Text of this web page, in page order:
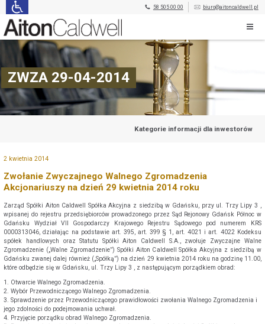
58 505 00 00 biuro@aitoncaldwell.pl
ZWZA 29-04-2014
Kategorie informacji dla inwestorów
2 kwietnia 2014
Zwołanie Zwyczajnego Walnego Zgromadzenia
Akcjonariuszy na dzień 29 kwietnia 2014 roku
Zarząd Spółki Aiton Caldwell Spółka Akcyjna z siedzibą w Gdańsku, przy ul. Trzy Lipy 3 ,
wpisanej do rejestru przedsiębiorców prowadzonego przez Sąd Rejonowy Gdańsk Północ w
Gdańsku Wydział VII Gospodarczy Krajowego Rejestru Sądowego pod numerem KRS
0000313046, działając na podstawie art. 395, art. 399 § 1, art. 4021 i art. 4022 Kodeksu
spółek handlowych oraz Statutu Spółki Aiton Caldwell S.A., zwołuje Zwyczajne Walne
Zgromadzenie („Walne Zgromadzenie”) Spółki Aiton Caldwell Spółka Akcyjna z siedzibą w
Gdańsku zwanej dalej również („Spółką”) na dzień 29 kwietnia 2014 roku na godzinę 11.00,
które odbędzie się w Gdańsku, ul. Trzy Lipy 3 , z następującym porządkiem obrad:
1. Otwarcie Walnego Zgromadzenia.
2. Wybór Przewodniczącego Walnego Zgromadzenia.
3. Sprawdzenie przez Przewodniczącego prawidłowości zwołania Walnego Zgromadzenia i
jego zdolności do podejmowania uchwał.
4. Przyjęcie porządku obrad Walnego Zgromadzenia.